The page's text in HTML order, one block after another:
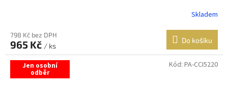
Skladem
798 Kč bez DPH
965 Kč / ks
Do košíku
Jen osobní
odběr
Kód: PA-CCI5220